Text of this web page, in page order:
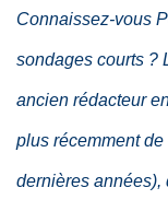
Connaissez-vous
sondages courts ?
ancien rédacteur
plus récemment
dernières années),